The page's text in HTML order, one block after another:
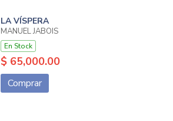
LA VÍSPERA
MANUEL JABOIS
En Stock
$ 65,000.00
Comprar